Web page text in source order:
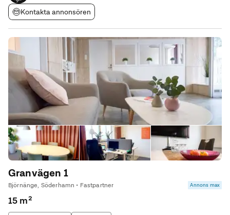
Kontakta annonsören
Granvägen 1
Björnänge, Söderhamn • Fastpartner Annons max
15 m²